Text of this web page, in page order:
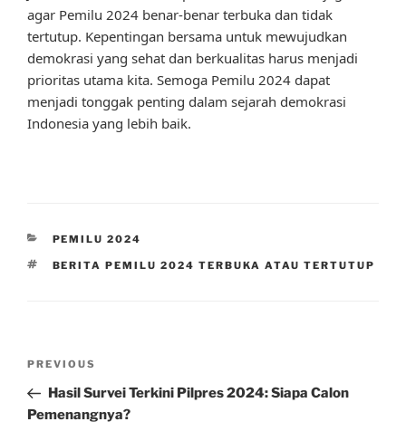
agar Pemilu 2024 benar-benar terbuka dan tidak
tertutup. Kepentingan bersama untuk mewujudkan
demokrasi yang sehat dan berkualitas harus menjadi
prioritas utama kita. Semoga Pemilu 2024 dapat
menjadi tonggak penting dalam sejarah demokrasi
Indonesia yang lebih baik.
CATEGORIES
PEMILU 2024
TAGS
BERITA PEMILU 2024 TERBUKA ATAU TERTUTUP
Previous
Post
PREVIOUS
Hasil Survei Terkini Pilpres 2024: Siapa Calon
Pemenangnya?